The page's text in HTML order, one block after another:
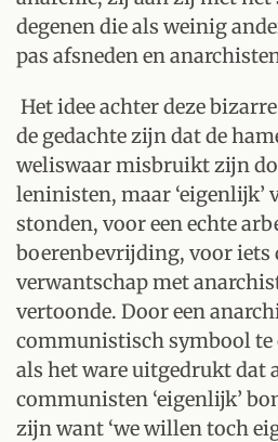
degenen die als weinig
pas afsneden en
Het idee achter deze
de gedachte zijn dat de
weliswaar misbruikt zijn
leninisten, maar ‘eigenlijk’
stonden, voor een echte
boerenbevrijding, voor iets
verwantschap met
vertoonde. Door een
communistisch symbool
als het ware uitgedrukt dat
communisten ‘eigenlijk’
zijn want ‘we willen toch